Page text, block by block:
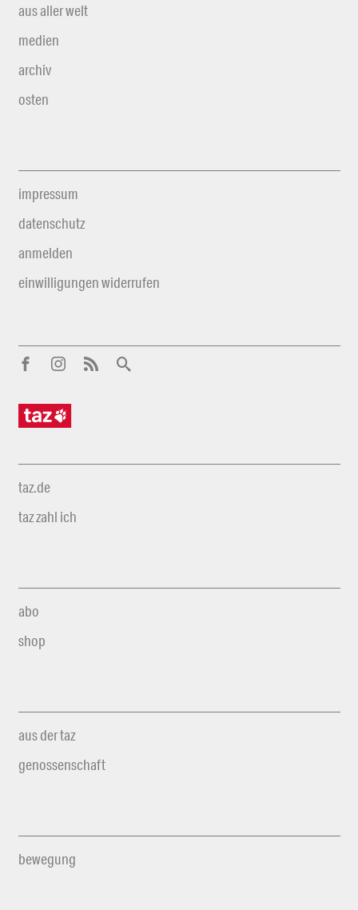
aus aller welt
medien
archiv
osten
impressum
datenschutz
anmelden
einwilligungen widerrufen
taz.de
taz zahl ich
abo
shop
aus der taz
genossenschaft
bewegung